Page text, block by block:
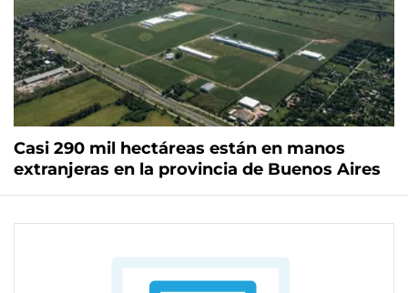
Casi 290 mil hectáreas están en manos
extranjeras en la provincia de Buenos Aires